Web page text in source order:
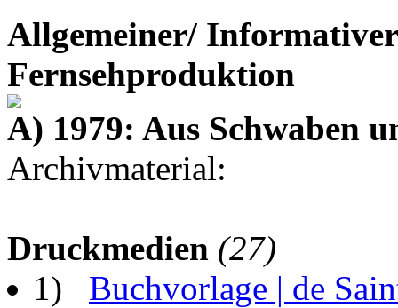
Allgemeiner/
Fernsehproduktion
A) 1979: Aus Schwaben
Archivmaterial:
Druckmedien (27)
1) Buchvorlage | de